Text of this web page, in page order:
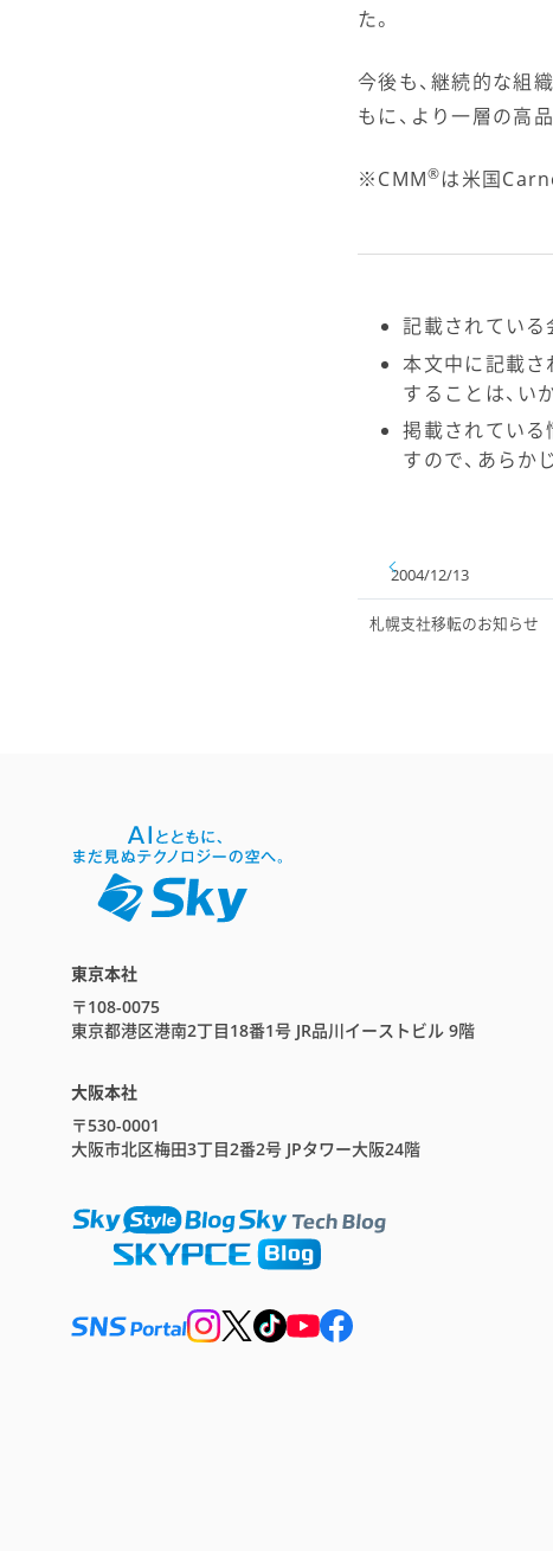
た。
今後も、継続的な組
もに、より一層の高
※CMM®は米国
記載されている
本文中に記載さ
することは、い
掲載されている
すので、あらか
2004/12/13
札幌支社移転のお知らせ
東京本社
〒108-0075
東京都港区港南2丁目18番1号 JR品川イーストビル 9階
大阪本社
〒530-0001
大阪市北区梅田3丁目2番2号 JPタワー大阪24階